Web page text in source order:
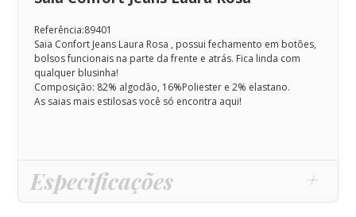
Referência:89401
Saia Confort Jeans Laura Rosa , possui fechamento em botões,
bolsos funcionais na parte da frente e atrás. Fica linda com
qualquer blusinha!
Composição: 82% algodão, 16%Poliester e 2% elastano.
As saias mais estilosas você só encontra aqui!
Especificações